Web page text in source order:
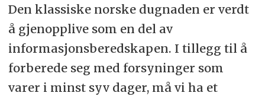
Den klassiske norske dugnaden er verdt
å gjenopplive som en del av
informasjonsberedskapen. I tillegg til å
forberede seg med forsyninger som
varer i minst syv dager, må vi ha et